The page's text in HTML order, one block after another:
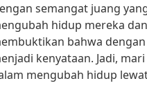
semangat juang
hidup mereka
bahwa
kenyataan. Jadi,
mengubah hidup